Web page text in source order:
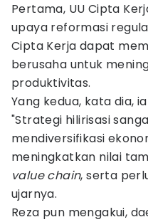
Pertama, UU Cipta
upaya reformasi
Cipta Kerja dapat
berusaha untuk
produktivitas.
Yang kedua, kata dia,
"Strategi hilirisasi
mendiversifikasi
meningkatkan nilai
value chain, serta
ujarnya.
Reza pun mengakui,